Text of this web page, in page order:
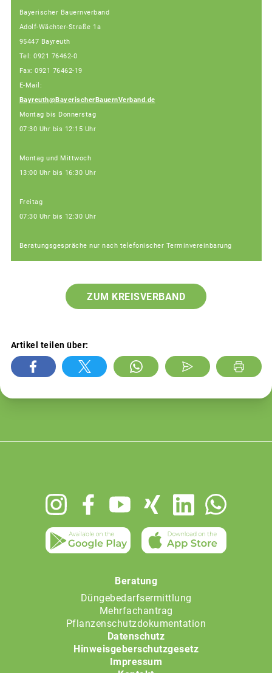
Bayerischer Bauernverband
Adolf-Wächter-Straße 1a
95447 Bayreuth
Tel: 0921 76462-0
Fax: 0921 76462-19
E-Mail:
Bayreuth@BayerischerBauernVerband.de
Montag bis Donnerstag
07:30 Uhr bis 12:15 Uhr
Montag und Mittwoch
13:00 Uhr bis 16:30 Uhr
Freitag
07:30 Uhr bis 12:30 Uhr
Beratungsgespräche nur nach telefonischer Terminvereinbarung
ZUM KREISVERBAND
Artikel teilen über:
Beratung
Düngebedarfsermittlung
Mehrfachantrag
Pflanzenschutzdokumentation
Datenschutz
Hinweisgeberschutzgesetz
Impressum